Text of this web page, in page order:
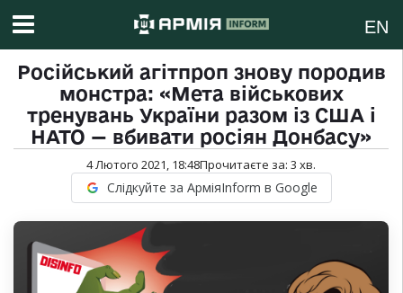
EN
Російський агітпроп знову породив
монстра: «Мета військових
тренувань України разом із США і
НАТО — вбивати росіян Донбасу»
4 Лютого 2021, 18:48Прочитаєте за: 3 хв.
Слідкуйте за АрміяInform в Google